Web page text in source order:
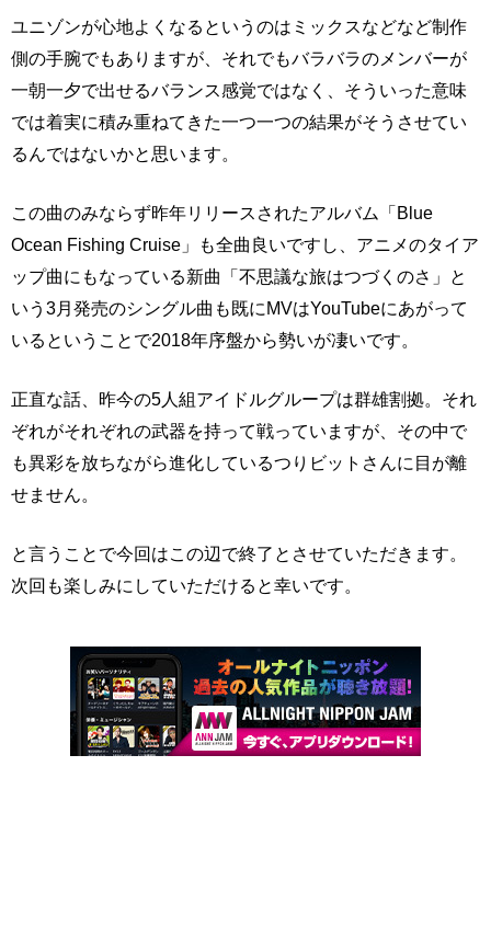
ユニゾンが心地よくなるというのはミックスなどなど制作
側の手腕でもありますが、それでもバラバラのメンバーが
一朝一夕で出せるバランス感覚ではなく、そういった意味
では着実に積み重ねてきた一つ一つの結果がそうさせてい
るんではないかと思います。
この曲のみならず昨年リリースされたアルバム「Blue
Ocean Fishing Cruise」も全曲良いですし、アニメのタイア
ップ曲にもなっている新曲「不思議な旅はつづくのさ」と
いう3月発売のシングル曲も既にMVはYouTubeにあがって
いるということで2018年序盤から勢いが凄いです。
正直な話、昨今の5人組アイドルグループは群雄割拠。それ
ぞれがそれぞれの武器を持って戦っていますが、その中で
も異彩を放ちながら進化しているつりビットさんに目が離
せません。
と言うことで今回はこの辺で終了とさせていただきます。
次回も楽しみにしていただけると幸いです。